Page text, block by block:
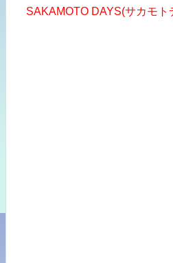
SAKAMOTO DAYS(サカモ